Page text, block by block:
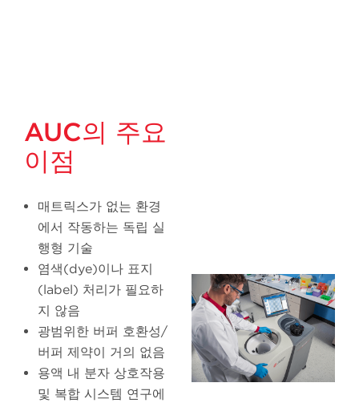
AUC의 주요
이점
매트릭스가 없는 환경
에서 작동하는 독립 실
행형 기술
염색(dye)이나 표지
(label) 처리가 필요하
지 않음
광범위한 버퍼 호환성/
버퍼 제약이 거의 없음
용액 내 분자 상호작용
및 복합 시스템 연구에